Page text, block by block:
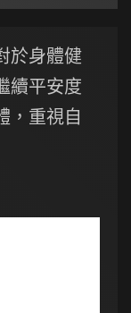
於身體健
續平安度
，重視自